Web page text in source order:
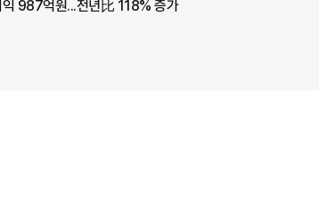
987억원...전년比 118% 증가